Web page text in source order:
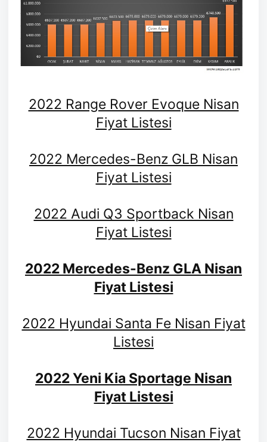
2022 Range Rover Evoque Nisan
Fiyat Listesi
2022 Mercedes-Benz GLB Nisan
Fiyat Listesi
2022 Audi Q3 Sportback Nisan
Fiyat Listesi
2022 Mercedes-Benz GLA Nisan
Fiyat Listesi
2022 Hyundai Santa Fe Nisan Fiyat
Listesi
2022 Yeni Kia Sportage Nisan
Fiyat Listesi
2022 Hyundai Tucson Nisan Fiyat